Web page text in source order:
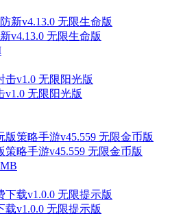
v4.13.0 无限生命版
v1.0 无限阳光版
略手游v45.559 无限金币版
v1.0.0 无限提示版